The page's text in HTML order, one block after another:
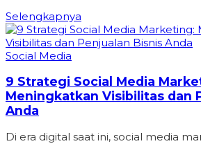
Selengkapnya
Social Media
9 Strategi Social Media
Meningkatkan Visibilitas dan
Anda
Di era digital saat ini, social media